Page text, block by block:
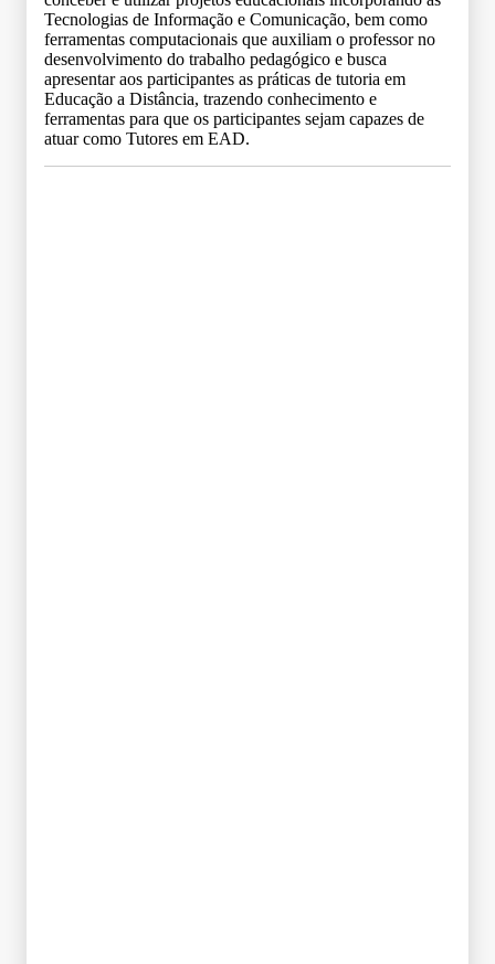
Tecnologias de Informação e Comunicação, bem como
ferramentas computacionais que auxiliam o professor no
desenvolvimento do trabalho pedagógico e busca
apresentar aos participantes as práticas de tutoria em
Educação a Distância, trazendo conhecimento e
ferramentas para que os participantes sejam capazes de
atuar como Tutores em EAD.